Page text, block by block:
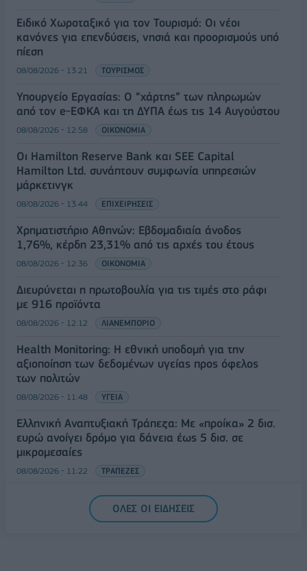
Ειδικό Χωροταξικό για τον Τουρισμό: Οι νέοι
κανόνες για επενδύσεις, νησιά και προορισμούς υπό
πίεση
08/08/2026 - 13:21 ΤΟΥΡΙΣΜΟΣ
Υπουργείο Εργασίας: Ο “χάρτης” των πληρωμών
από τον e-ΕΦΚΑ και τη ΔΥΠΑ έως τις 14 Αυγούστου
08/08/2026 - 12:58 ΟΙΚΟΝΟΜΙΑ
Οι Hamilton Reserve Bank και SEE Capital
Hamilton Ltd. συνάπτουν συμφωνία υπηρεσιών
μάρκετινγκ
08/08/2026 - 13:44 ΕΠΙΧΕΙΡΗΣΕΙΣ
Χρηματιστήριο Αθηνών: Εβδομαδιαία άνοδος
1,76%, κέρδη 23,31% από τις αρχές του έτους
08/08/2026 - 12:36 ΟΙΚΟΝΟΜΙΑ
Διευρύνεται η πρωτοβουλία για τις τιμές στο ράφι
με 916 προϊόντα
08/08/2026 - 12:12 ΛΙΑΝΕΜΠΟΡΙΟ
Health Monitoring: Η εθνική υποδομή για την
αξιοποίηση των δεδομένων υγείας προς όφελος
των πολιτών
08/08/2026 - 11:48 ΥΓΕΙΑ
Ελληνική Αναπτυξιακή Τράπεζα: Με «προίκα» 2 δισ.
ευρώ ανοίγει δρόμο για δάνεια έως 5 δισ. σε
μικρομεσαίες
08/08/2026 - 11:22 ΤΡΑΠΕΖΕΣ
5G παντού, 6G στον ορίζοντα: Πού βρίσκεται η
Ελλάδα στη μεγάλη τεχνολογική μετάβαση
ΟΛΕΣ ΟΙ ΕΙΔΗΣΕΙΣ